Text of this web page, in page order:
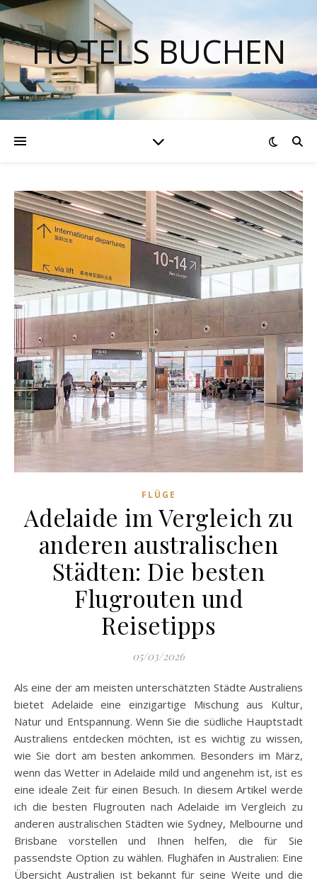
HOTELS BUCHEN
FLÜGE
Adelaide im Vergleich zu
anderen australischen
Städten: Die besten
Flugrouten und
Reisetipps
05/03/2026
Als eine der am meisten unterschätzten Städte Australiens
bietet Adelaide eine einzigartige Mischung aus Kultur,
Natur und Entspannung. Wenn Sie die südliche Hauptstadt
Australiens entdecken möchten, ist es wichtig zu wissen,
wie Sie dort am besten ankommen. Besonders im März,
wenn das Wetter in Adelaide mild und angenehm ist, ist es
eine ideale Zeit für einen Besuch. In diesem Artikel werde
ich die besten Flugrouten nach Adelaide im Vergleich zu
anderen australischen Städten wie Sydney, Melbourne und
Brisbane vorstellen und Ihnen helfen, die für Sie
passendste Option zu wählen. Flughäfen in Australien: Eine
Übersicht Australien ist bekannt für seine Weite und die